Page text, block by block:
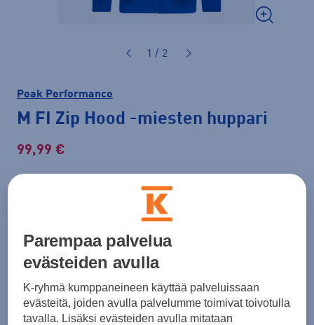
1 / 2
Peak Performance
M FI Zip Hood -miesten huppari
99,99 €
Lisätietoa
Väri Sininen
Parempaa palvelua
evästeiden avulla
K-ryhmä kumppaneineen käyttää palveluissaan
evästeitä, joiden avulla palvelumme toimivat toivotulla
tavalla. Lisäksi evästeiden avulla mitataan